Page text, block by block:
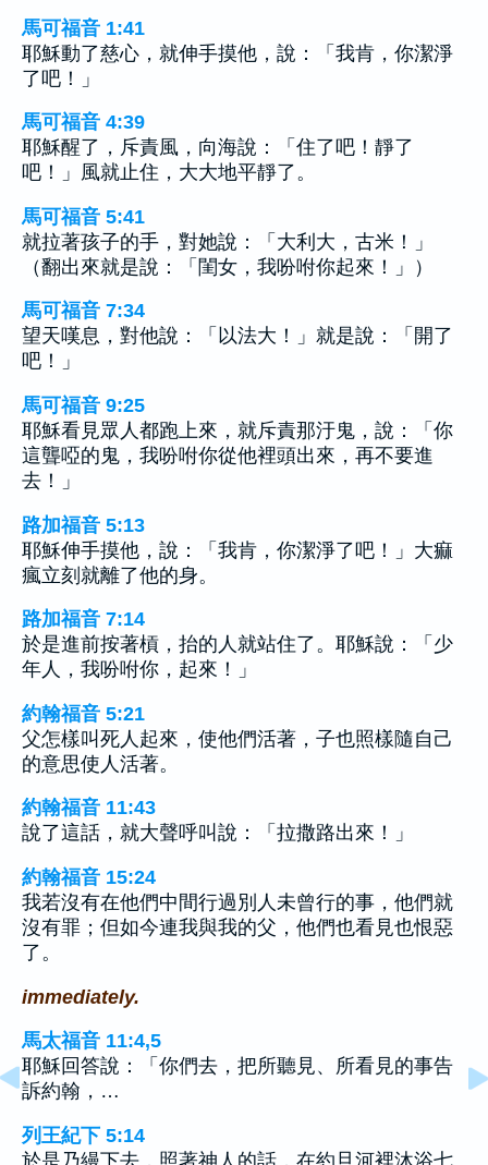
馬可福音 1:41
耶穌動了慈心，就伸手摸他，說：「我肯，你潔淨
了吧！」
馬可福音 4:39
耶穌醒了，斥責風，向海說：「住了吧！靜了
吧！」風就止住，大大地平靜了。
馬可福音 5:41
就拉著孩子的手，對她說：「大利大，古米！」
（翻出來就是說：「閨女，我吩咐你起來！」）
馬可福音 7:34
望天嘆息，對他說：「以法大！」就是說：「開了
吧！」
馬可福音 9:25
耶穌看見眾人都跑上來，就斥責那汙鬼，說：「你
這聾啞的鬼，我吩咐你從他裡頭出來，再不要進
去！」
路加福音 5:13
耶穌伸手摸他，說：「我肯，你潔淨了吧！」大痲
瘋立刻就離了他的身。
路加福音 7:14
於是進前按著槓，抬的人就站住了。耶穌說：「少
年人，我吩咐你，起來！」
約翰福音 5:21
父怎樣叫死人起來，使他們活著，子也照樣隨自己
的意思使人活著。
約翰福音 11:43
說了這話，就大聲呼叫說：「拉撒路出來！」
約翰福音 15:24
我若沒有在他們中間行過別人未曾行的事，他們就
沒有罪；但如今連我與我的父，他們也看見也恨惡
了。
immediately.
馬太福音 11:4,5
耶穌回答說：「你們去，把所聽見、所看見的事告
訴約翰，…
列王紀下 5:14
於是乃縵下去，照著神人的話，在約旦河裡沐浴七